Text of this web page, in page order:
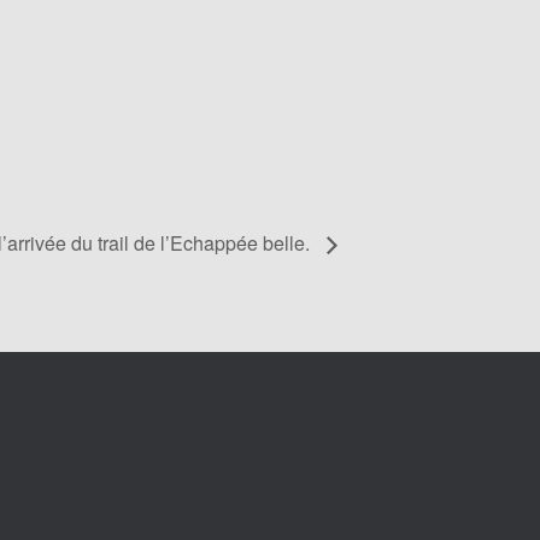
du trail de l’Echappée belle.